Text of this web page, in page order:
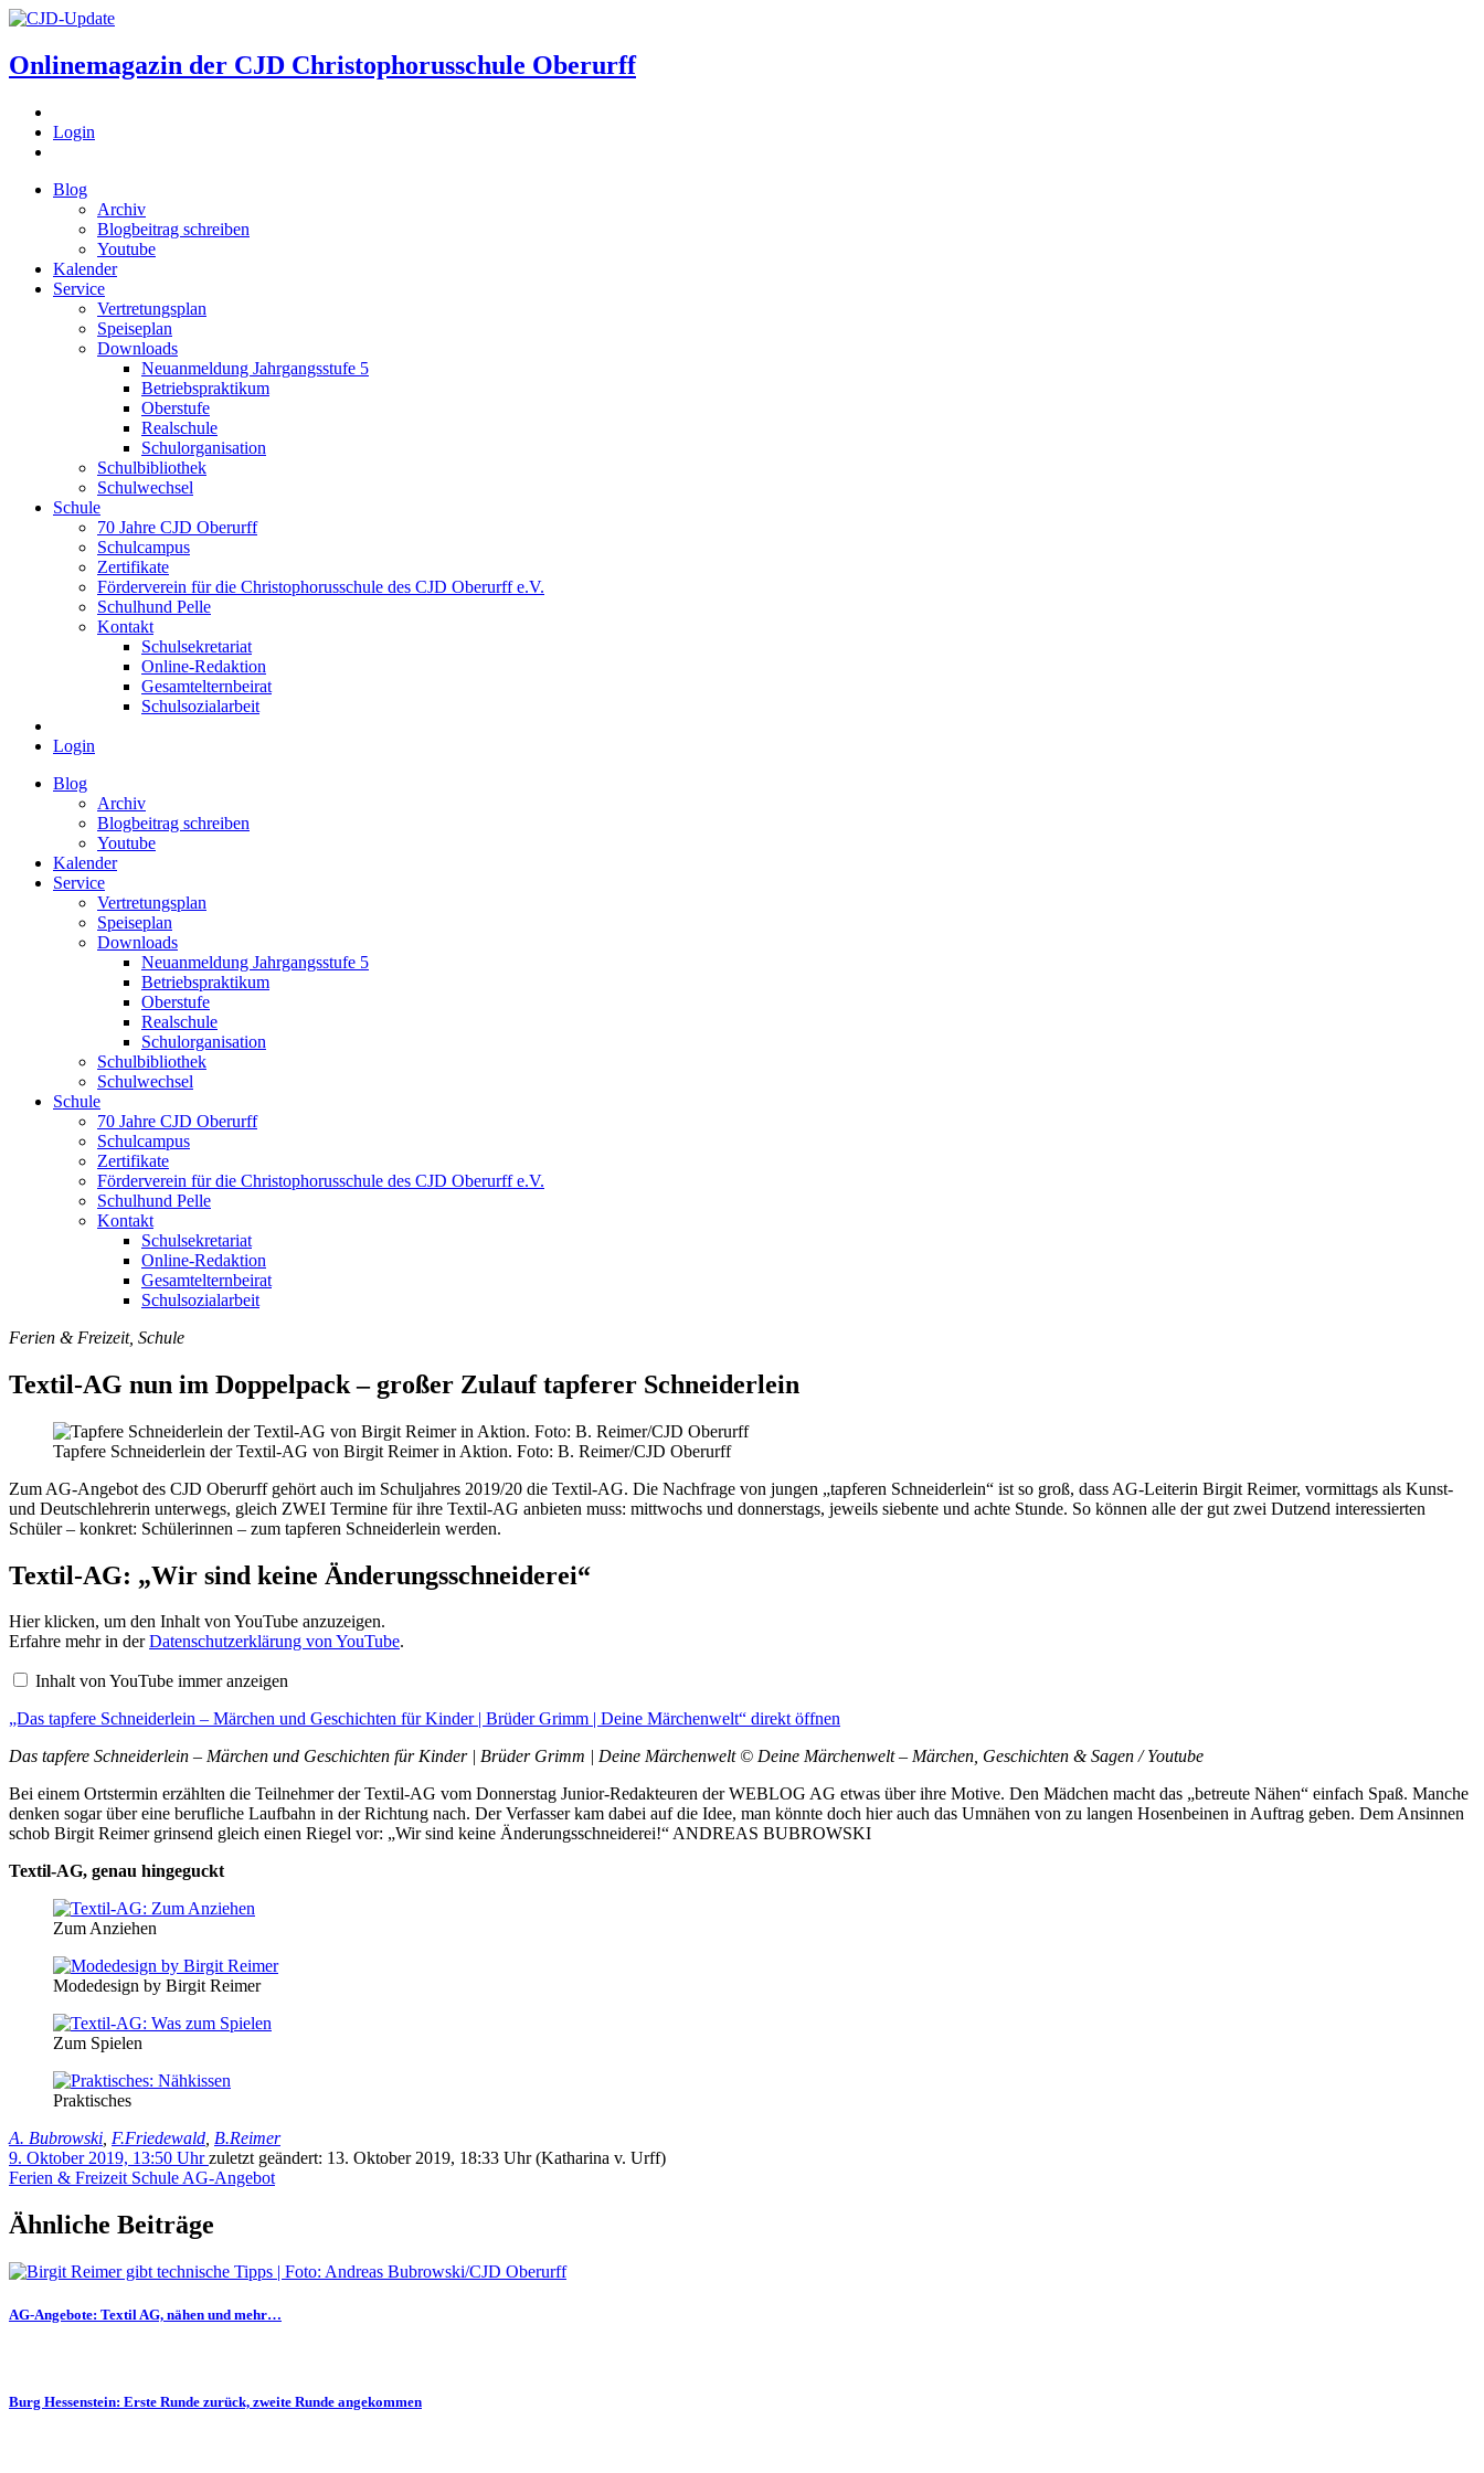
Onlinemagazin der CJD Christophorusschule Oberurff
Login
Blog
Archiv
Blogbeitrag schreiben
Youtube
Kalender
Service
Vertretungsplan
Speiseplan
Downloads
Neuanmeldung Jahrgangsstufe 5
Betriebspraktikum
Oberstufe
Realschule
Schulorganisation
Schulbibliothek
Schulwechsel
Schule
70 Jahre CJD Oberurff
Schulcampus
Zertifikate
Förderverein für die Christophorusschule des CJD Oberurff e.V.
Schulhund Pelle
Kontakt
Schulsekretariat
Online-Redaktion
Gesamtelternbeirat
Schulsozialarbeit
Login
Blog
Archiv
Blogbeitrag schreiben
Youtube
Kalender
Service
Vertretungsplan
Speiseplan
Downloads
Neuanmeldung Jahrgangsstufe 5
Betriebspraktikum
Oberstufe
Realschule
Schulorganisation
Schulbibliothek
Schulwechsel
Schule
70 Jahre CJD Oberurff
Schulcampus
Zertifikate
Förderverein für die Christophorusschule des CJD Oberurff e.V.
Schulhund Pelle
Kontakt
Schulsekretariat
Online-Redaktion
Gesamtelternbeirat
Schulsozialarbeit
Ferien & Freizeit, Schule
Textil-AG nun im Doppelpack – großer Zulauf tapferer Schneiderlein
Tapfere Schneiderlein der Textil-AG von Birgit Reimer in Aktion. Foto: B. Reimer/CJD Oberurff
Zum AG-Angebot des CJD Oberurff gehört auch im Schuljahres 2019/20 die Textil-AG. Die Nachfrage von jungen „tapferen Schneiderlein“ ist so groß, dass AG-Leiterin Birgit Reimer, vormittags als Kunst-
und Deutschlehrerin unterwegs, gleich ZWEI Termine für ihre Textil-AG anbieten muss: mittwochs und donnerstags, jeweils siebente und achte Stunde. So können alle der gut zwei Dutzend interessierten
Schüler – konkret: Schülerinnen – zum tapferen Schneiderlein werden.
Textil-AG: „Wir sind keine Änderungsschneiderei“
„Das
tapfere
Schneiderlein
–
Märchen
Geschichten
Kinder
Brüder
Grimm
|
Deine
von
anzeigen
Hier klicken, um den Inhalt von YouTube anzuzeigen.
Erfahre mehr in derDatenschutzerklärung von YouTube.
Inhalt von YouTube immer anzeigen
„Das tapfere Schneiderlein – Märchen und Geschichten für Kinder | Brüder Grimm | Deine Märchenwelt“ direkt öffnen
Das tapfere Schneiderlein – Märchen und Geschichten für Kinder | Brüder Grimm | Deine Märchenwelt © Deine Märchenwelt – Märchen, Geschichten & Sagen / Youtube
Bei einem Ortstermin erzählten die Teilnehmer der Textil-AG vom Donnerstag Junior-Redakteuren der WEBLOG AG etwas über ihre Motive. Den Mädchen macht das „betreute Nähen“ einfach Spaß. Manche
denken sogar über eine berufliche Laufbahn in der Richtung nach. Der Verfasser kam dabei auf die Idee, man könnte doch hier auch das Umnähen von zu langen Hosenbeinen in Auftrag geben. Dem Ansinnen
schob Birgit Reimer grinsend gleich einen Riegel vor: „Wir sind keine Änderungsschneiderei!“ ANDREAS BUBROWSKI
Textil-AG, genau hingeguckt
Zum Anziehen
Modedesign by Birgit Reimer
Zum Spielen
Praktisches
A. Bubrowski, F.Friedewald, B.Reimer
9. Oktober 2019, 13:50 Uhrzuletzt geändert: 13. Oktober 2019, 18:33 Uhr(Katharina v. Urff)
Ferien & Freizeit SchuleAG-Angebot
Ähnliche Beiträge
AG-Angebote: Textil AG, nähen und mehr…
Burg Hessenstein: Erste Runde zurück, zweite Runde angekommen